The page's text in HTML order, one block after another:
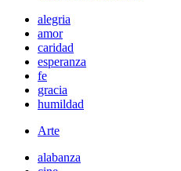
alegria
amor
caridad
esperanza
fe
gracia
humildad
Arte
alabanza